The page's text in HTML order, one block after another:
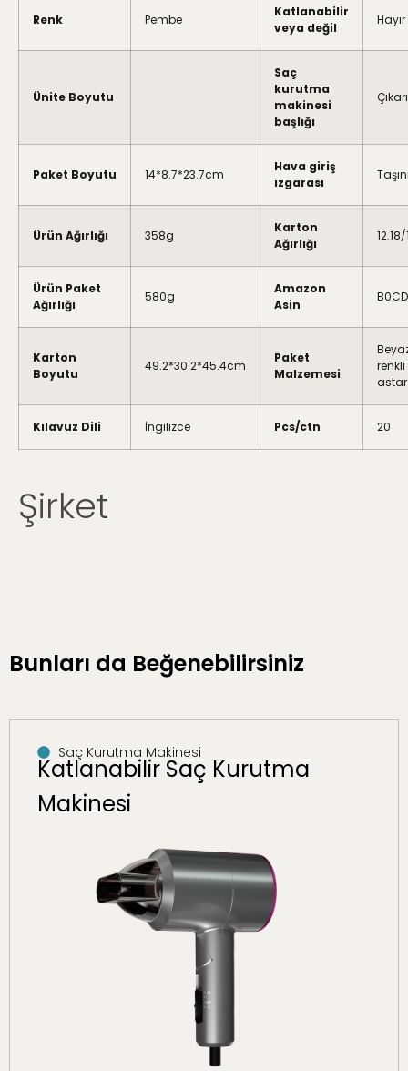
Renk Pembe
Katlanabilir
veya değil
Hayır
Ünite Boyutu
Saç
kurutma
makinesi
başlığı
Paket Boyutu 14*8.7*23.7cm
Hava giriş
ızgarası
Ürün Ağırlığı 358g
Karton
Ağırlığı
12.18/
Ürün Paket
Ağırlığı
580g
Amazon
Asin
Karton
Boyutu
49.2*30.2*45.4cm
Paket
Malzemesi
astar
Kılavuz Dili İngilizce Pcs/ctn 20
Şirket
Bunları da Beğenebilirsiniz
Saç Kurutma Makinesi
Katlanabilir Saç Kurutma
Makinesi